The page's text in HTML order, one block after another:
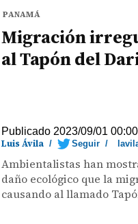
PANAMÁ
Migración
al Tapón del
Publicado 2023/09/01
Luis Ávila / Seguir /
Ambientalistas han
daño ecológico que la
causando al llamado